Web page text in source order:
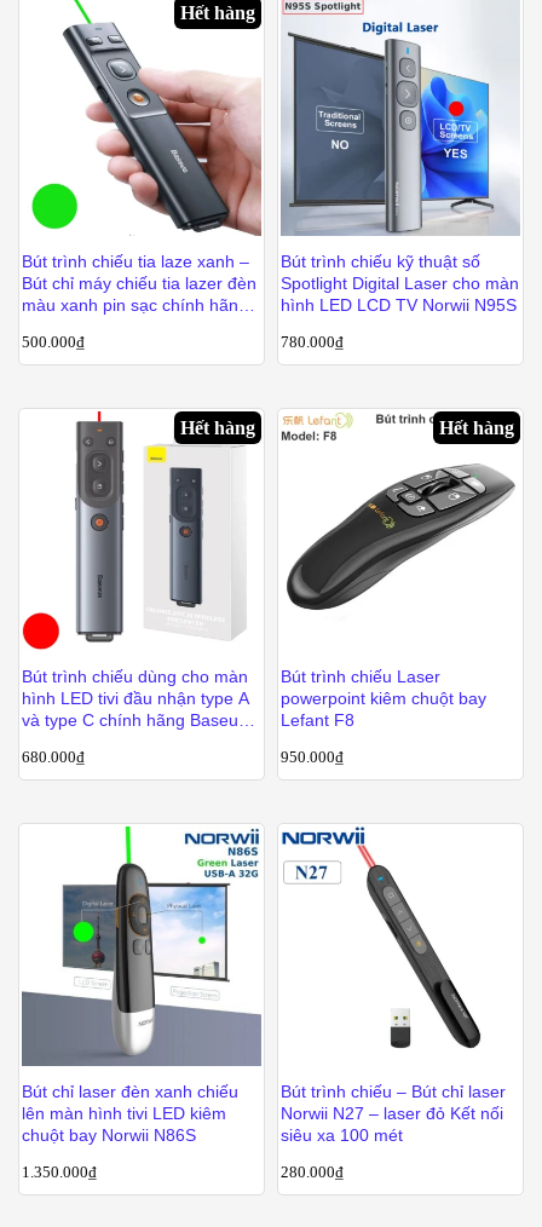
Hết hàng
Bút trình chiếu tia laze xanh –
Bút chỉ máy chiếu tia lazer đèn
màu xanh pin sạc chính hãng
500.000₫
Bút trình chiếu kỹ thuật số
Spotlight Digital Laser cho màn
hình LED LCD TV Norwii N95S
780.000₫
Hết hàng
Bút trình chiếu dùng cho màn
hình LED tivi đầu nhận type A
và type C chính hãng Baseus
680.000₫
Hết hàng
Bút trình chiếu Laser
powerpoint kiêm chuột bay
Lefant F8
950.000₫
Bút chỉ laser đèn xanh chiếu
lên màn hình tivi LED kiêm
chuột bay Norwii N86S
1.350.000₫
Bút trình chiếu – Bút chỉ laser
Norwii N27 – laser đỏ Kết nối
siêu xa 100 mét
280.000₫